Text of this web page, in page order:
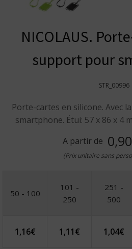
NICOLAUS.
support pour
STR_00996
Porte-cartes en silicone. Avec
smartphone. Étui: 57 x 86 x 4
A partir de
(Prix unitaire sans
50 - 100
101 -
250
251 -
500
1,16€ 1,11€ 1,04€